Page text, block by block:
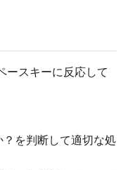
ースキーに反応して
を判断して適切な処